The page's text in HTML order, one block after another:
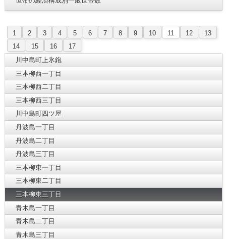
1 2 3 4 5 6 7 8 9 10 11 12
13
14
15 16
17
川中島町上氷鉋
三本柳西一丁目
三本柳西二丁目
三本柳西三丁目
川中島町四ツ屋
丹波島一丁目
丹波島二丁目
丹波島三丁目
三本柳東一丁目
三本柳東二丁目
三本柳東三丁目
青木島一丁目
青木島二丁目
青木島三丁目